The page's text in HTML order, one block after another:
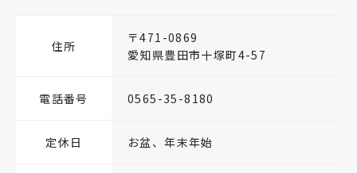
住所
〒471-0869
愛知県豊田市十塚町4-57
電話番号 0565-35-8180
定休日 お盆、年末年始